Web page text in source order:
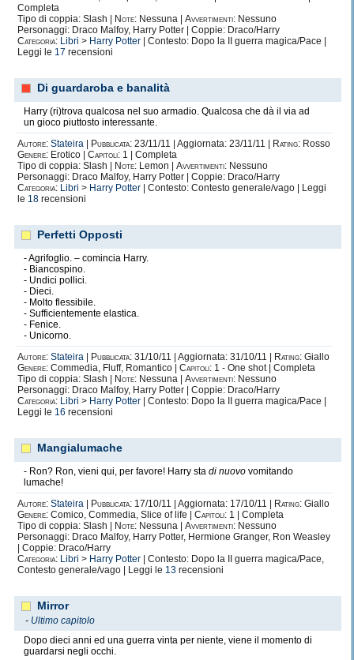
Completa
Tipo di coppia: Slash |
Note: Nessuna | Avvertimenti: Nessuno
Personaggi: Draco Malfoy, Harry Potter | Coppie: Draco/Harry
Categoria: Libri > Harry Potter | Contesto: Dopo la II guerra magica/Pace |
Leggi le 17 recensioni
Di guardaroba e banalità
Harry (ri)trova qualcosa nel suo armadio. Qualcosa che dà il via ad
un gioco piuttosto interessante.
Autore: Stateira Pubblicata: 23/11/11 | Aggiornata: 23/11/11 | Rating: Rosso
Genere: Erotico | Capitoli: 1 | Completa
Tipo di coppia: Slash |
Note: Lemon | Avvertimenti: Nessuno
Personaggi: Draco Malfoy, Harry Potter | Coppie: Draco/Harry
Categoria: Libri > Harry Potter | Contesto: Contesto generale/vago | Leggi
le 18 recensioni
Perfetti Opposti
- Agrifoglio. – comincia Harry.
- Biancospino.
- Undici pollici.
- Dieci.
- Molto flessibile.
- Sufficientemente elastica.
- Fenice.
- Unicorno.
Autore: Stateira Pubblicata: 31/10/11 | Aggiornata: 31/10/11 | Rating: Giallo
Genere: Commedia, Fluff, Romantico | Capitoli: 1 - One shot | Completa
Tipo di coppia: Slash |
Note: Nessuna | Avvertimenti: Nessuno
Personaggi: Draco Malfoy, Harry Potter | Coppie: Draco/Harry
Categoria: Libri > Harry Potter | Contesto: Dopo la II guerra magica/Pace |
Leggi le 16 recensioni
Mangialumache
- Ron? Ron, vieni qui, per favore! Harry sta di nuovo vomitando
lumache!
Autore: Stateira Pubblicata: 17/10/11 | Aggiornata: 17/10/11 | Rating: Giallo
Genere: Comico, Commedia, Slice of life | Capitoli: 1 | Completa
Tipo di coppia: Slash |
Note: Nessuna | Avvertimenti: Nessuno
Personaggi: Draco Malfoy, Harry Potter, Hermione Granger, Ron Weasley
| Coppie: Draco/Harry
Categoria: Libri > Harry Potter | Contesto: Dopo la II guerra magica/Pace,
Contesto generale/vago | Leggi le 13 recensioni
Mirror
- Ultimo capitolo
Dopo dieci anni ed una guerra vinta per niente, viene il momento di
guardarsi negli occhi.